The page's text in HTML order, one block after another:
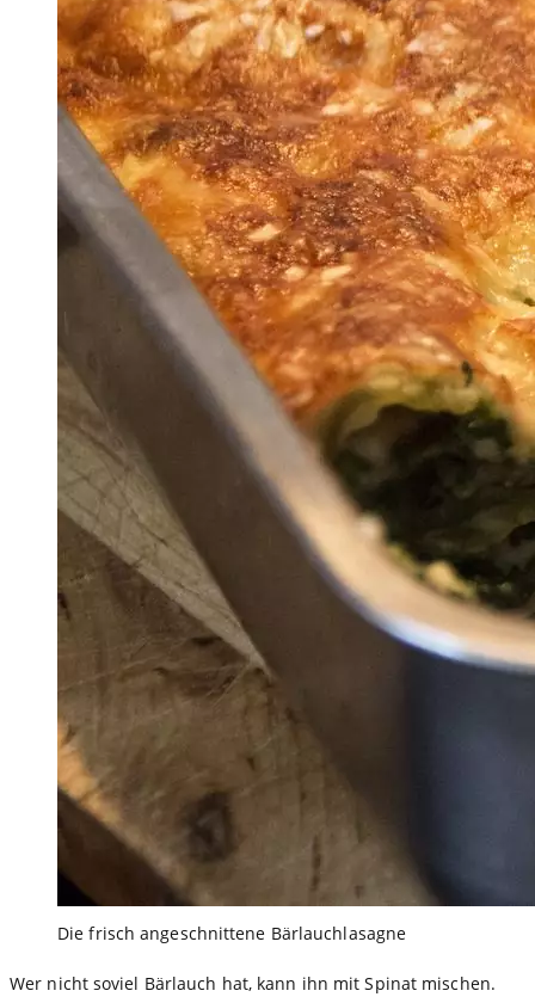
Die frisch angeschnittene Bärlauchlasagne
Wer nicht soviel Bärlauch hat, kann ihn mit Spinat mischen.